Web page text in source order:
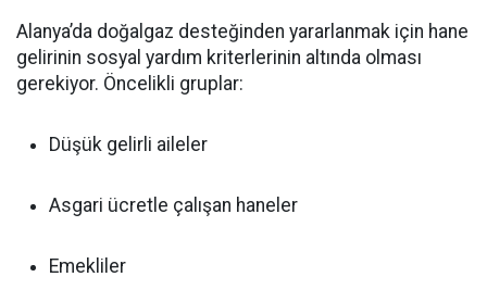
Alanya’da doğalgaz desteğinden yararlanmak için hane
gelirinin sosyal yardım kriterlerinin altında olması
gerekiyor. Öncelikli gruplar:
Düşük gelirli aileler
Asgari ücretle çalışan haneler
Emekliler